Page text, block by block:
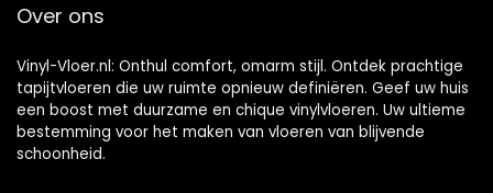
Over ons
Vinyl-Vloer.nl: Onthul comfort, omarm stijl. Ontdek prachtige
tapijtvloeren die uw ruimte opnieuw definiëren. Geef uw huis
een boost met duurzame en chique vinylvloeren. Uw ultieme
bestemming voor het maken van vloeren van blijvende
schoonheid.